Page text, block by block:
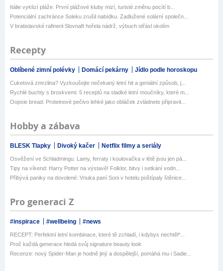
Itálie vyklízí pláže. První plážové kluby mizí, turisté změnu pocítí b...
Potenciální zachránce Soleku zrušil nabídku. Zadlužené solární společn...
V bratislavské rafinerii Slovnaft hořela nádrž, výbuch otřásl okolím
Recepty
Oblíbené zimní polévky Domácí pekárny Jídlo podle horoskopu
Cuketová zmrzlina? Vyzkoušejte nečekaný letní hit a geniální způsob, j...
Rychlé buchty s broskvemi: 5 receptů na sladké letní moučníky, které m...
Oopsie bread: Proteinové pečivo lehké jako obláček zvládnete připravit...
Hobby a zábava
BLESK Tlapky Divoký kačer Netflix filmy a seriály
Osvěžení ve Schladmingu: Lamy, ferraty i koulovačka v létě jsou jen pá...
Tipy na víkend: Harry Potter na výstavě! Folklor, bitvy i setkání vodn...
Přibývá paniky na dovolené: Vnuka paní Soni v hotelu poštípaly štěnice...
Pro generaci Z
#inspirace #wellbeing #news
RECEPT: Perfektní letní kombinace, které tě zchladí, i kdybys nechtěl*...
Proč každá generace hledá svůj signature beauty look
Recenze: nový Spider-Man je hodně jiný a dospělejší, pomáhá mu i Sadie...